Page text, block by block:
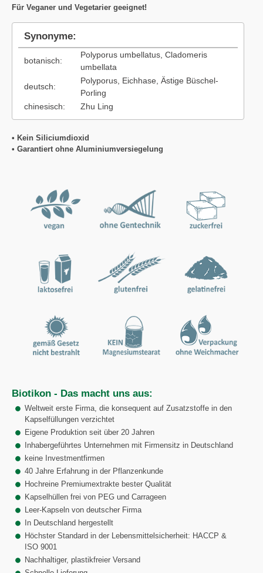
Für Veganer und Vegetarier geeignet!
Synonyme:
botanisch:
Polyporus umbellatus, Cladomeris
umbellata
deutsch:
Polyporus, Eichhase, Ästige Büschel-
Porling
chinesisch:
Zhu Ling
• Kein Siliciumdioxid
• Garantiert ohne Aluminiumversiegelung
Biotikon - Das macht uns aus:
Weltweit erste Firma, die konsequent auf Zusatzstoffe in den
Kapselfüllungen verzichtet
Eigene Produktion seit über 20 Jahren
Inhabergeführtes Unternehmen mit Firmensitz in Deutschland
keine Investmentfirmen
40 Jahre Erfahrung in der Pflanzenkunde
Hochreine Premiumextrakte bester Qualität
Kapselhüllen frei von PEG und Carrageen
Leer-Kapseln von deutscher Firma
In Deutschland hergestellt
Höchster Standard in der Lebensmittelsicherheit: HACCP &
ISO 9001
Nachhaltiger, plastikfreier Versand